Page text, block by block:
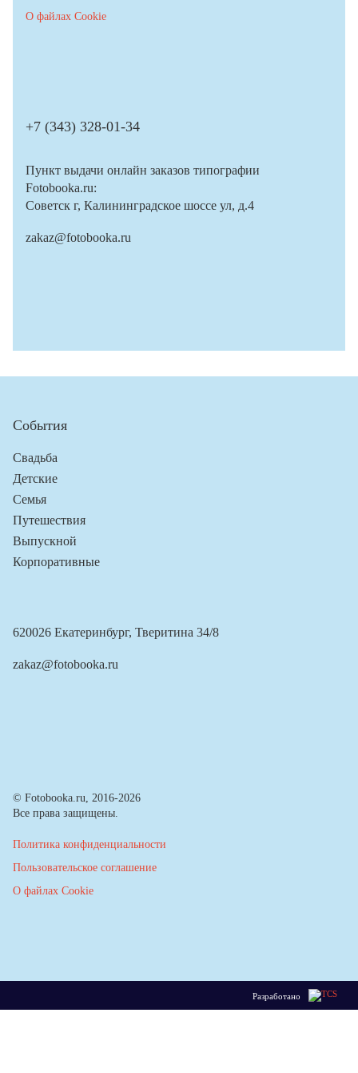
О файлах Cookie
+7 (343) 328-01-34
Пункт выдачи онлайн заказов типографии
Fotobooka.ru:
Советск г, Калининградское шоссе ул, д.4
zakaz@fotobooka.ru
События
Свадьба
Детские
Семья
Путешествия
Выпускной
Корпоративные
620026 Екатеринбург, Тверитина 34/8
zakaz@fotobooka.ru
© Fotobooka.ru, 2016-2026
Все права защищены.
Политика конфиденциальности
Пользовательское соглашение
О файлах Cookie
Разработано